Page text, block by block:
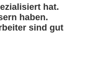
hat.
haben.
sind gut